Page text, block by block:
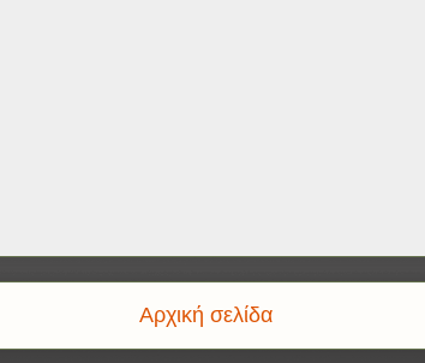
Αρχική σελίδα